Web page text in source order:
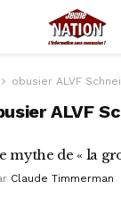
obusier ALVF
ALVF
mythe de « la
Claude Timmerman